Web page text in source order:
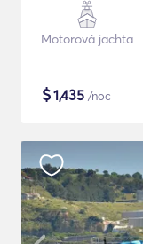
Motorová jachta
$1,435 /noc